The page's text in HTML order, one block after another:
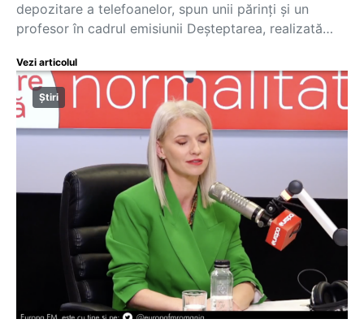
depozitare a telefoanelor, spun unii părinți și un
profesor în cadrul emisiunii Deșteptarea, realizată…
Vezi articolul
Știri